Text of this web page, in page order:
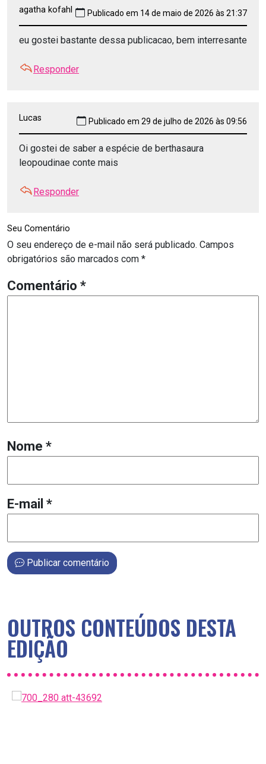
agatha kofahl Publicado em 14 de maio de 2026 às 21:37
eu gostei bastante dessa publicacao, bem interresante
Responder
Lucas Publicado em 29 de julho de 2026 às 09:56
Oi gostei de saber a espécie de berthasaura
leopoudinae conte mais
Responder
Seu Comentário
O seu endereço de e-mail não será publicado. Campos
obrigatórios são marcados com *
Comentário *
Nome *
E-mail *
Publicar comentário
OUTROS CONTEÚDOS DESTA
EDIÇÃO